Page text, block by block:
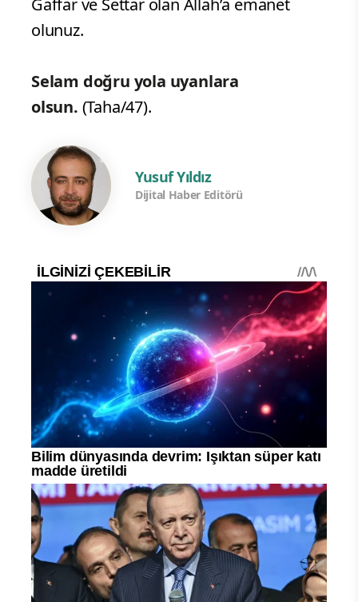
Gaffar ve Settar olan Allah’a emanet
olunuz.
Selam doğru yola uyanlara
olsun. (Taha/47).
Yusuf Yıldız
Dijital Haber Editörü